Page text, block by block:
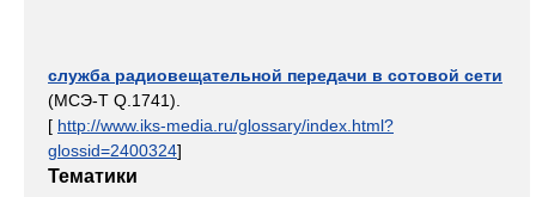
служба радиовещательной передачи в сотовой сети
(МСЭ-Т Q.1741).
[ http://www.iks-media.ru/glossary/index.html?
glossid=2400324]
Тематики